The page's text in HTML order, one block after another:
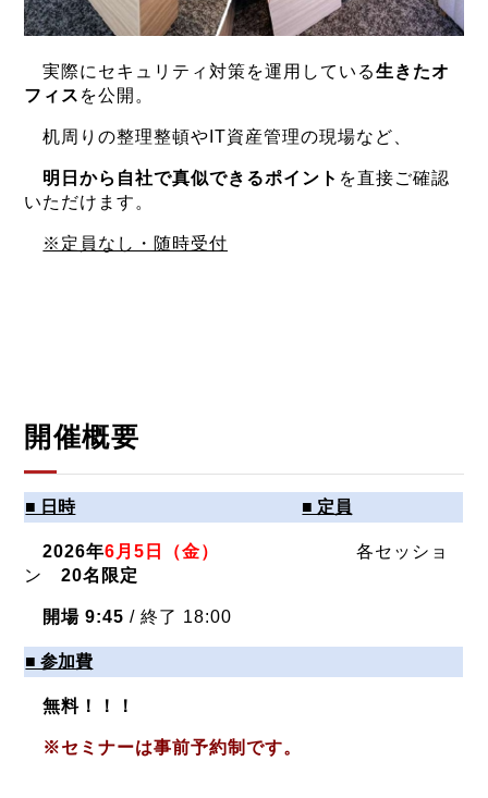
実際にセキュリティ対策を運用している生きたオ
フィス を公開。
机周りの整理整頓やIT資産管理の現場など、
明日から自社で真似できるポイント を直接ご確認
いただけます。
※定員なし・随時受付
開催概要
■ 日時 ■ 定員
2026年6月5日（金）
各セッショ
ン20名限定
開場 9:45 / 終了 18:00
■ 参加費
無料！！！
※セミナーは事前予約制です。